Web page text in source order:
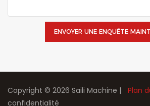
ENVOYER UNE ENQUÊTE
Copyright © 2026 Saili Machine | Plan
confidentialité